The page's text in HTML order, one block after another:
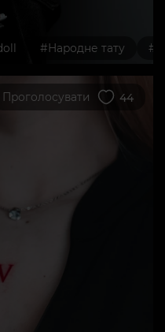
#Народне тату
Проголосувати 44